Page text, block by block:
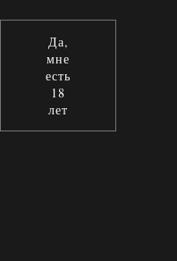
Да,
мне
есть
18
лет